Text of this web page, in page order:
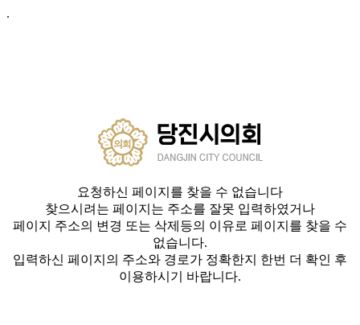
.
요청하신 페이지를 찾을 수 없습니다
찾으시려는 페이지는 주소를 잘못 입력하였거나
페이지 주소의 변경 또는 삭제등의 이유로 페이지를 찾을 수
없습니다.
입력하신 페이지의 주소와 경로가 정확한지 한번 더 확인 후
이용하시기 바랍니다.